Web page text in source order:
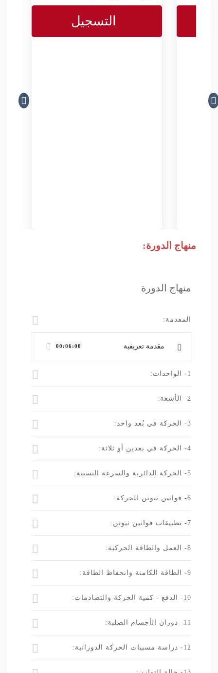
منهاج الدورة:
منهاج الدورة
المقدمة:
مقدمة تعريفية 00:06:00
1- الواحدات:
2- الأشعة:
3- الحركة في بُعد واحد:
4- الحركة في بعدين أو ثلاثة:
5- الحركة الدائرية والسرعة النسبية:
6- قوانين نيوتن للحركة:
7- تطبيقات قوانين نيوتن:
8- العمل والطاقة الحركية:
9- الطاقة الكامنة وانحفاظ الطاقة:
10- الدفع - كمية الحركة والتصادمات:
11- دوران الأجسام الصلبة:
12- دراسة مسببات الحركة الدورانية: